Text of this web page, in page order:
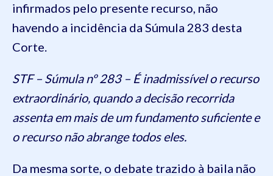
infirmados pelo presente recurso, não
havendo a incidência da Súmula 283 desta
Corte.
STF – Súmula nº 283 – É inadmissível o recurso
extraordinário, quando a decisão recorrida
assenta em mais de um fundamento suficiente e
o recurso não abrange todos eles.
Da mesma sorte, o debate trazido à baila não